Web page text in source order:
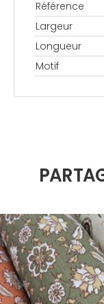
Référence
Largeur
Longueur
Motif